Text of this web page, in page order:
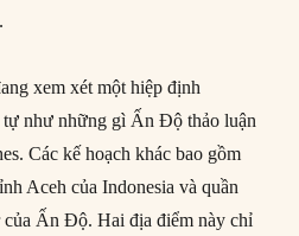
xem xét một hiệp định
như những gì Ấn Độ thảo luận
Các kế hoạch khác bao gồm
Aceh của Indonesia và quần
của Ấn Độ. Hai địa điểm này chỉ